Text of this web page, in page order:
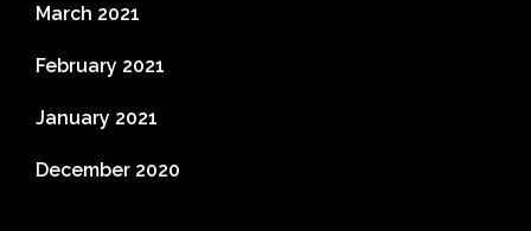
March 2021
February 2021
January 2021
December 2020